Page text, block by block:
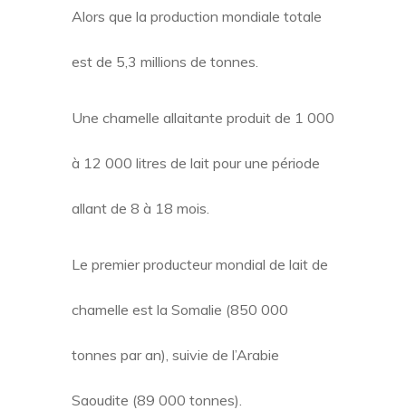
Alors que la production mondiale totale
est de 5,3 millions de tonnes.
Une chamelle allaitante produit de 1 000
à 12 000 litres de lait pour une période
allant de 8 à 18 mois.
Le premier producteur mondial de lait de
chamelle est la Somalie (850 000
tonnes par an), suivie de l’Arabie
Saoudite (89 000 tonnes).